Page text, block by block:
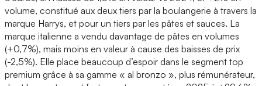
volume, constitué aux deux tiers par la boulangerie à travers la
marque Harrys, et pour un tiers par les pâtes et sauces. La
marque italienne a vendu davantage de pâtes en volumes
(+0,7%), mais moins en valeur à cause des baisses de prix
(-2,5%). Elle place beaucoup d’espoir dans le segment top
premium grâce à sa gamme « al bronzo », plus rémunérateur,